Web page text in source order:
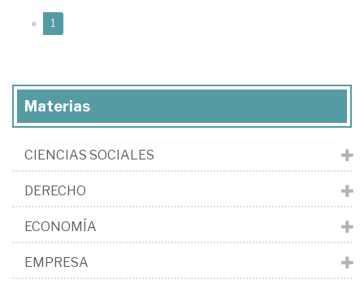
« 1
Materias
CIENCIAS SOCIALES
DERECHO
ECONOMÍA
EMPRESA